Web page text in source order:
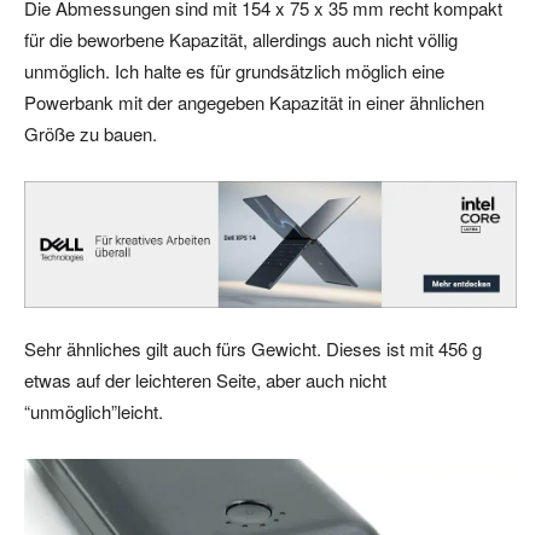
Die Abmessungen sind mit 154 x 75 x 35 mm recht kompakt
für die beworbene Kapazität, allerdings auch nicht völlig
unmöglich. Ich halte es für grundsätzlich möglich eine
Powerbank mit der angegeben Kapazität in einer ähnlichen
Größe zu bauen.
Sehr ähnliches gilt auch fürs Gewicht. Dieses ist mit 456 g
etwas auf der leichteren Seite, aber auch nicht
“unmöglich”leicht.